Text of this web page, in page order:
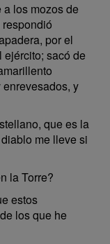
los mozos de
por el
sacó de
y
que es la
me lleve si
la Torre?
estos
los que he